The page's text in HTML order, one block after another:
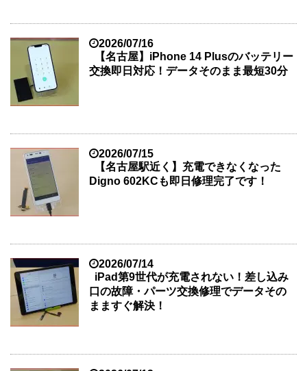
2026/07/16
【名古屋】iPhone 14 Plusのバッテリー
交換即日対応！データそのまま最短30分
2026/07/15
【名古屋駅近く】充電できなくなった
Digno 602KCも即日修理完了です！
2026/07/14
iPad第9世代が充電されない！差し込み
口の故障・パーツ交換修理でデータその
まますぐ解決！